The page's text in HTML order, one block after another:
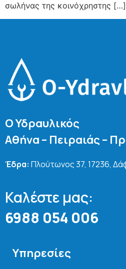
σωλήνας της κοινόχρηστης […]
Ο Υδραυλικός
Αθήνα – Πειραιάς –
Έδρα: Πλούτωνος 37, 17236,
Καλέστε μας:
6988 054 006
Υπηρεσίες